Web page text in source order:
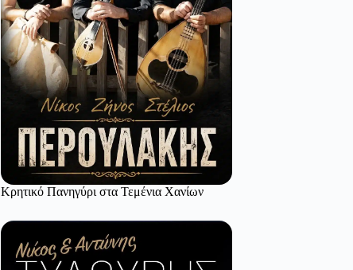
Κρητικό Πανηγύρι στα Τεμένια Χανίων